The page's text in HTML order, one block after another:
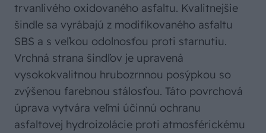
trvanlivého oxidovaného asfaltu. Kvalitnejšie
šindle sa vyrábajú z modifikovaného asfaltu
SBS a s veľkou odolnosťou proti starnutiu.
Vrchná strana šindľov je upravená
vysokokvalitnou hrubozrnnou posýpkou so
zvýšenou farebnou stálosťou. Táto povrchová
úprava vytvára veľmi účinnú ochranu
asfaltovej hydroizolácie proti atmosférickému